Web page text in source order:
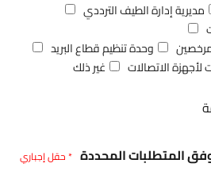
مديرية إدارة الطيف الترددي
وحدة تنظيم قطاع البريد
الاتصالات
غير ذلك
المتطلبات المحددة * حقل إجباري